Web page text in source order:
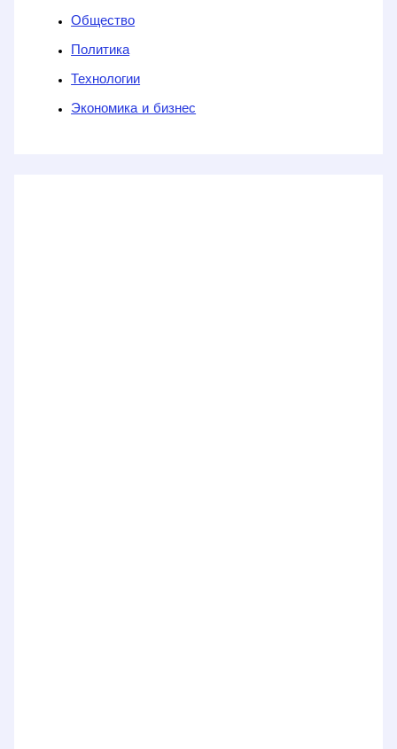
Общество
Политика
Технологии
Экономика и бизнес